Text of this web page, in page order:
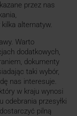
przez nas
alternatyw.
Warto
dodatkowych,
dokumenty
taki wybór,
nas interesuje.
w kraju wynosi
odebrania przesyłki
pilną